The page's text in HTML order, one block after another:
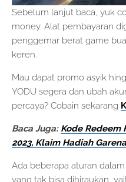
Sebelum lanjut baca, yuk
money. Alat pembayaran
penggemar berat game
keren.
Mau dapat promo asyik
YODU segera dan ubah
percaya? Cobain sekarang
Baca Juga: Kode Redeem
2023, Klaim Hadiah
Ada beberapa aturan
yang tak bisa dihiraukan,